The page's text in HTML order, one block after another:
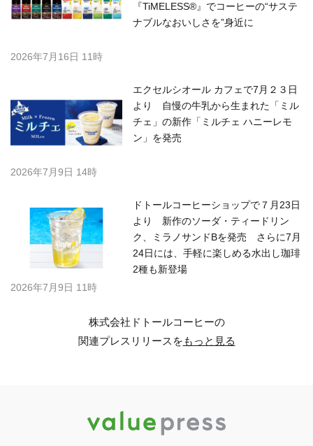
『TiMELESS®』でコーヒーの“サステ
ナブルなおいしさを”身近に
2026年7月16日 11時
エクセルシオール カフェで7月２３日
より 自慢の牛乳から生まれた「ミル
チェ」の新作「ミルチェ ハニーレモ
ン」を発売
2026年7月9日 14時
ドトールコーヒーショップで７月23日
より 新作のソーダ・ティードリン
ク、ミラノサンドBを発売 さらに7月
24日には、手軽に楽しめる水出し珈琲
2種も新登場
2026年7月9日 11時
株式会社ドトールコーヒーの
関連プレスリリースをもっと見る